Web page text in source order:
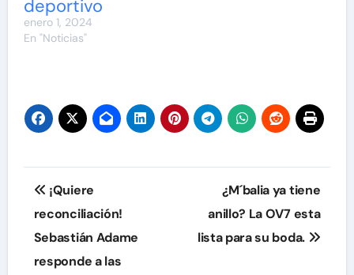
deportivo
enero 1, 2024
En "Noticias"
Navegación
de
entradas
¡Quiere
reconciliación!
Sebastián Adame
responde a las
¿M´balia ya tiene
anillo? La OV7 esta
lista para su boda.